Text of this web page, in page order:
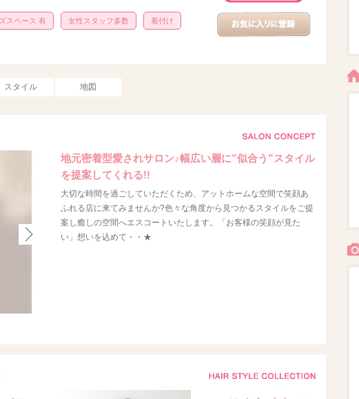
スペース 有 女性スタッフ多数 着付け
スタイル 地図
地元密着型愛されサロン♪幅広い層に”似合う”スタイル
を提案してくれる!!
大切な時間を過ごしていただくため、アットホームな空間で笑顔あ
ふれる店に来てみませんか?色々な角度から見つかるスタイルをご提
案し癒しの空間へエスコートいたします。「お客様の笑顔が見た
い」想いを込めて・・★